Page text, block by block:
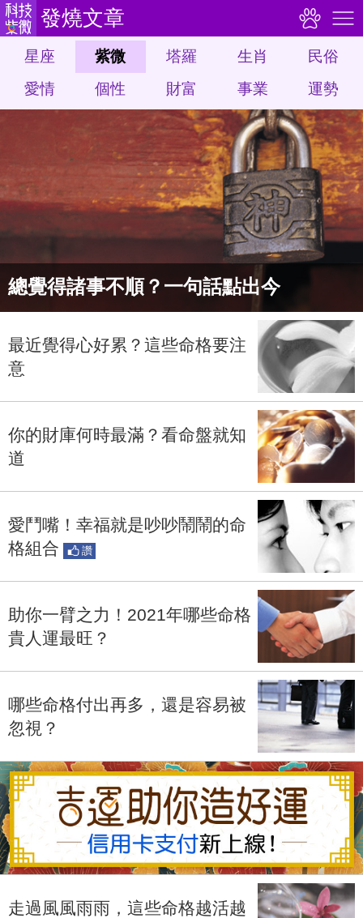
發燒文章
星座 紫微 塔羅 生肖
民俗
愛情
個性 財富 事業 運勢
總覺得諸事不順？一句話點出今
最近覺得心好累？這些命格要注
意
你的財庫何時最滿？看命盤就知
道
愛鬥嘴！幸福就是吵吵鬧鬧的命
格組合
讚
助你一臂之力！2021年哪些命格
貴人運最旺？
哪些命格付出再多，還是容易被
忽視？
走過風風雨雨，這些命格越活越